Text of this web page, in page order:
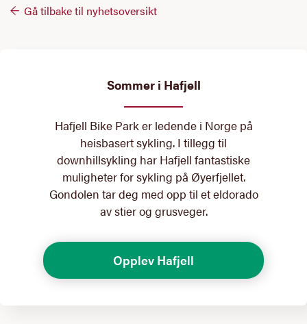
Gå tilbake til nyhetsoversikt
Sommer i Hafjell
Hafjell Bike Park er ledende i Norge på
heisbasert sykling. I tillegg til
downhillsykling har Hafjell fantastiske
muligheter for sykling på Øyerfjellet.
Gondolen tar deg med opp til et eldorado
av stier og grusveger.
Opplev Hafjell